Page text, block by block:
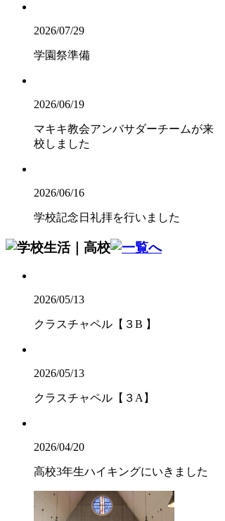
2026/07/29
学園祭準備
2026/06/19
マキキ教会アンバサダーチームが来
校しました
2026/06/16
学校記念日礼拝を行いました
2026/05/13
クラスチャペル【３B 】
2026/05/13
クラスチャペル【３A】
2026/04/20
高校3年生ハイキングにいきました